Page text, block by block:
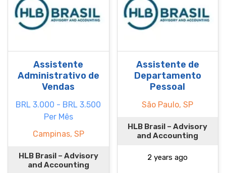
Assistente
Administrativo de
Vendas
BRL 3.000 - BRL 3.500
Per Mês
Campinas, SP
HLB Brasil – Advisory
and Accounting
Assistente de
Departamento
Pessoal
São Paulo, SP
HLB Brasil – Advisory
and Accounting
2 years ago